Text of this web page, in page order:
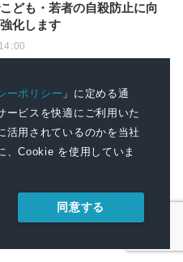
ーポリシー 」に定める通
ービスを快適にご利用いた
活用されているのかを当社
、Cookie を使用していま
同意する
ども・若者の自殺防止に向
化します
善を支援する！ 「SKYSEA
CM「AI働き方分析レポー
公開
新テレビCM「チームの変
始